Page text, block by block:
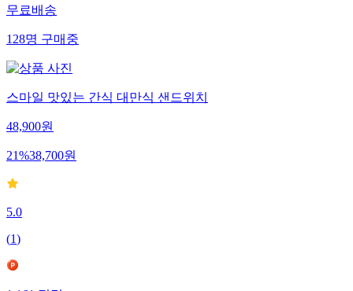
무료배송
128명구매중
스마일 맛있는 간식 대만식 샌드위치
48,900원
21%38,700원
5.0
(1)